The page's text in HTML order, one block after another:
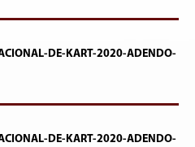
DE-KART-2020-ADENDO-
DE-KART-2020-ADENDO-